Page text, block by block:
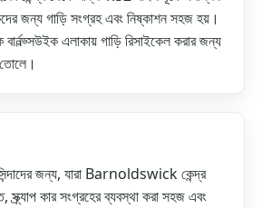
জন্য গাড়ি সংগ্রহ এবং নিষ্কাশন সহজ হয়।
এলাকায় গাড়ি রিসাইকেল করার জন্য
জন্য, যারা Barnoldswick কেন্দ্র
কার সংগ্রহের ব্যবস্থা করা সহজ এবং